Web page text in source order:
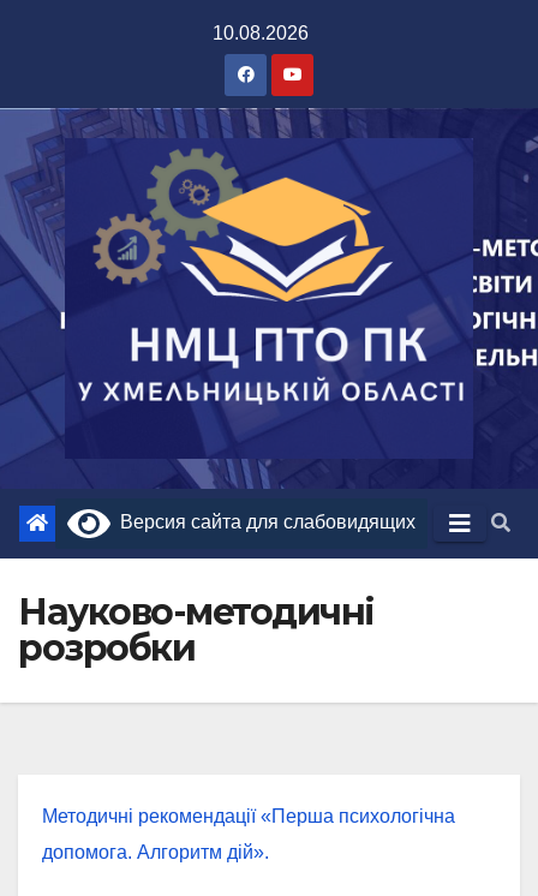
10.08.2026
Версия сайта для слабовидящих
Науково-методичні
розробки
Методичні рекомендації «Перша психологічна
допомога. Алгоритм дій».